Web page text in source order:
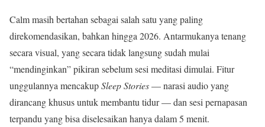
Calm masih bertahan sebagai salah satu yang paling
direkomendasikan, bahkan hingga 2026. Antarmukanya tenang
secara visual, yang secara tidak langsung sudah mulai
“mendinginkan” pikiran sebelum sesi meditasi dimulai. Fitur
unggulannya mencakupSleep Stories— narasi audio yang
dirancang khusus untuk membantu tidur — dan sesi pernapasan
terpandu yang bisa diselesaikan hanya dalam 5 menit.